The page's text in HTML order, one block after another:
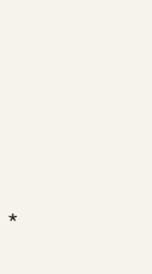
*